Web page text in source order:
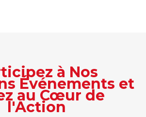
à Nos
Événements et
au Cœur de
l'Action